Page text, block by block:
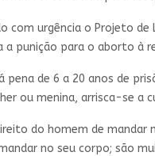
urgência o Projeto
punição para o aborto à
de 6 a 20 anos de
ou menina, arrisca-se a
do homem de
no seu corpo; são